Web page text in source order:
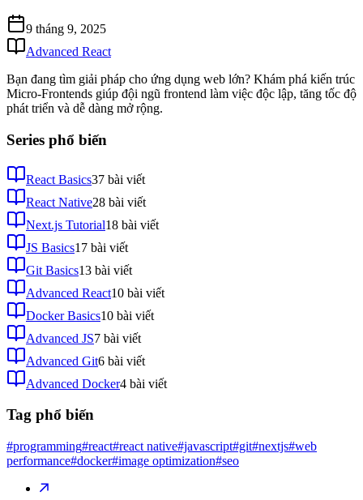
9 tháng 9, 2025
Advanced React
Bạn đang tìm giải pháp cho ứng dụng web lớn? Khám phá kiến trúc
Micro-Frontends giúp đội ngũ frontend làm việc độc lập, tăng tốc độ
phát triển và dễ dàng mở rộng.
Series phổ biến
React Basics37 bài viết
React Native28 bài viết
Next.js Tutorial18 bài viết
JS Basics17 bài viết
Git Basics13 bài viết
Advanced React10 bài viết
Docker Basics10 bài viết
Advanced JS7 bài viết
Advanced Git6 bài viết
Advanced Docker4 bài viết
Tag phổ biến
#programming#react#react native#javascript#git#nextjs#web
performance#docker#image optimization#seo